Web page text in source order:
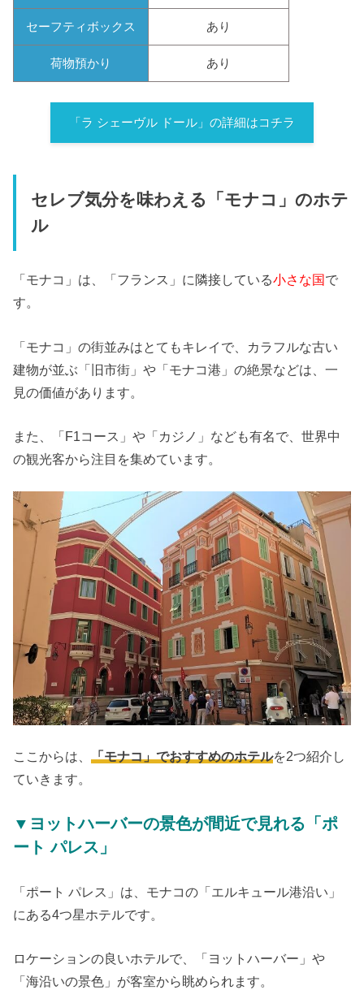
セーフティボックス あり
荷物預かり あり
「ラ シェーヴル ドール」の詳細はコチラ
セレブ気分を味わえる「モナコ」のホテ
ル
「モナコ」は、「フランス」に隣接している小さな国で
す。
「モナコ」の街並みはとてもキレイで、カラフルな古い
建物が並ぶ「旧市街」や「モナコ港」の絶景などは、一
見の価値があります。
また、「F1コース」や「カジノ」なども有名で、世界中
の観光客から注目を集めています。
ここからは、「モナコ」でおすすめのホテルを2つ紹介し
ていきます。
▼ヨットハーバーの景色が間近で見れる「ポ
ート パレス」
「ポート パレス」は、モナコの「エルキュール港沿い」
にある4つ星ホテルです。
ロケーションの良いホテルで、「ヨットハーバー」や
「海沿いの景色」が客室から眺められます。